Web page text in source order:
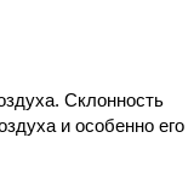
Склонность
и особенно его